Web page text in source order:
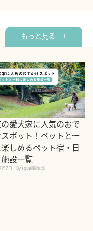
もっと見る +
愛犬家に人気のおで
ポット！ペットと一
しめるペット宿・日
設一覧
月7日 By equall編集部